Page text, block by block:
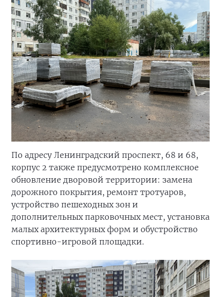
По адресу Ленинградский проспект, 68 и 68,
корпус 2 также предусмотрено комплексное
обновление дворовой территории: замена
дорожного покрытия, ремонт тротуаров,
устройство пешеходных зон и
дополнительных парковочных мест, установка
малых архитектурных форм и обустройство
спортивно-игровой площадки.